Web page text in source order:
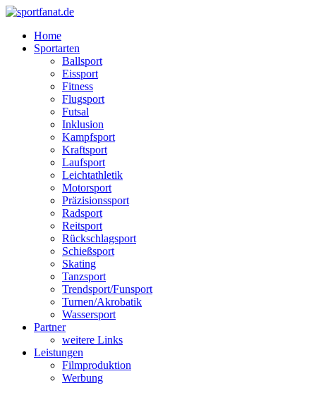
Home
Sportarten
Ballsport
Eissport
Fitness
Flugsport
Futsal
Inklusion
Kampfsport
Kraftsport
Laufsport
Leichtathletik
Motorsport
Präzisionssport
Radsport
Reitsport
Rückschlagsport
Schießsport
Skating
Tanzsport
Trendsport/Funsport
Turnen/Akrobatik
Wassersport
Partner
weitere Links
Leistungen
Filmproduktion
Werbung